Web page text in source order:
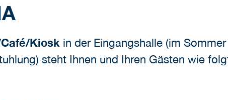
Kiosk in der Eingangshalle (im
steht Ihnen und Ihren Gästen wie